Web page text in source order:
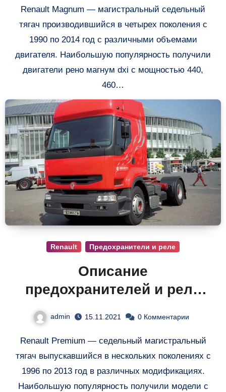
Renault Magnum — магистральный седельный
тягач производившийся в четырех поколения с
1990 по 2014 год с различными объемами
двигателя. Наибольшую популярность получили
двигатели рено магнум dxi с мощностью 440,
460…
Renault Предохранители и реле
Описание
предохранителей и реле
admin 15.11.2021 0 Комментарии
Renault Premium — седельный магистральный
тягач выпускавшийся в нескольких поколениях с
1996 по 2013 год в различных модификациях.
Наибольшую популярность получили модели с